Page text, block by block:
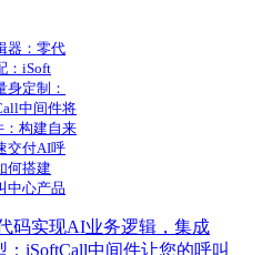
器：零代
：iSoft
身定制：
中间件将
：构建自来
交付AI呼
何搭建
中心产品
码实现AI业务逻辑，集成
iSoftCall中间件让您的呼叫